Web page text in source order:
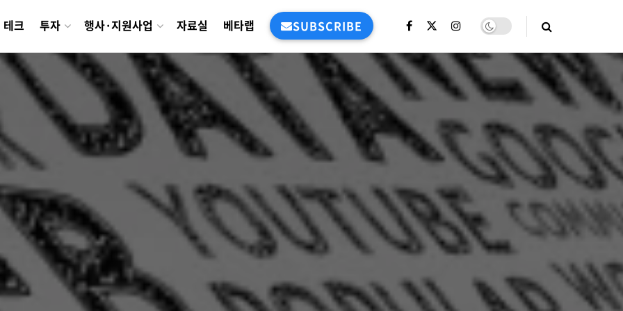
테크 투자 행사·지원사업 자료실 베타랩 SUBSCRIBE